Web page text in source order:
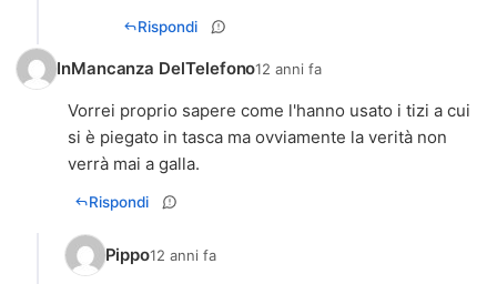
Rispondi
InMancanza DelTelefono12 anni fa
Vorrei proprio sapere come l'hanno usato i tizi a cui
si è piegato in tasca ma ovviamente la verità non
verrà mai a galla.
Rispondi
Pippo12 anni fa